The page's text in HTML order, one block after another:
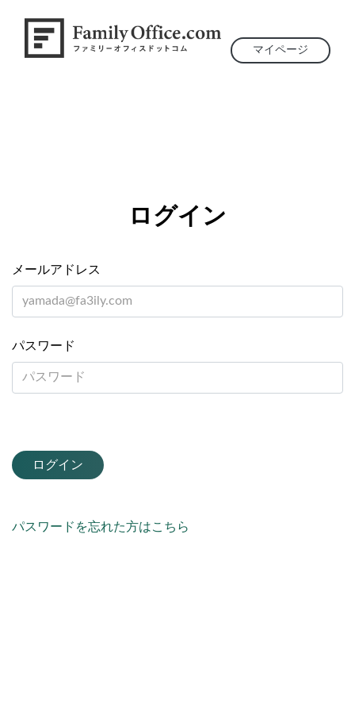
マイページ
ログイン
メールアドレス
パスワード
ログイン
パスワードを忘れた方はこちら